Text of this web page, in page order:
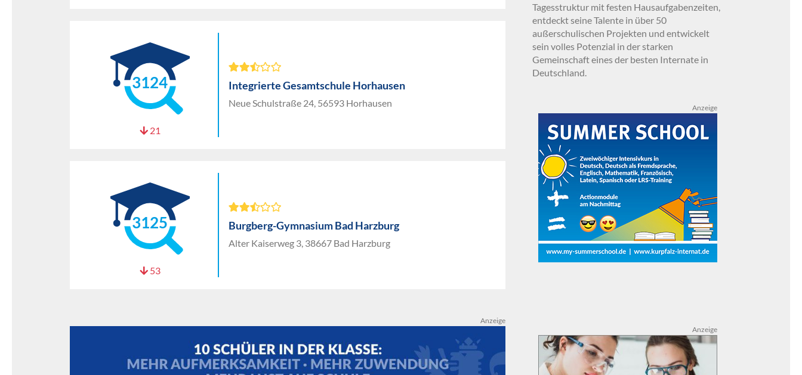
3124
21
Integrierte Gesamtschule Horhausen
Neue Schulstraße 24, 56593 Horhausen
3125
53
Burgberg-Gymnasium Bad Harzburg
Alter Kaiserweg 3, 38667 Bad Harzburg
Anzeige
Tagesstruktur mit festen Hausaufgabenzeiten,
entdeckt seine Talente in über 50
außerschulischen Projekten und entwickelt
sein volles Potenzial in der starken
Gemeinschaft eines der besten Internate in
Deutschland.
Anzeige
Anzeige